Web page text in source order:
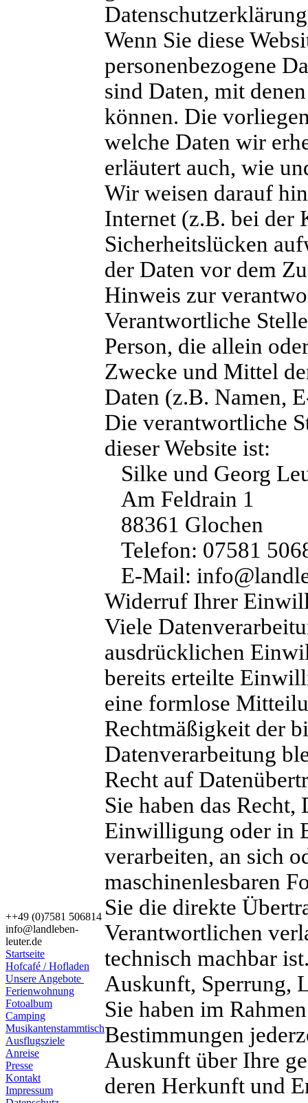
++49 (0)7581 506814
info@landleben-
leuter.de
Startseite
Hofcafé / Hofladen
Unsere Angebote
Ferienwohnung
Fotoalbum
Camping
Musikantenstammtisch
Ausflugsziele
Anreise
Presse
Kontakt
Impressum
Wenn Sie diese
personenbezogene
sind Daten, mit
können. Die
welche Daten wir
erläutert auch, wie
Wir weisen darauf
Internet (z.B. bei
Sicherheitslücken
der Daten vor dem
Hinweis zur
Verantwortliche
Person, die allein
Zwecke und Mittel
Daten (z.B. Namen,
Die verantwortliche
dieser Website ist:
Silke und Georg
Am Feldrain 1
88361 Glochen
Telefon: 07581
E-Mail:
Widerruf Ihrer
Viele
ausdrücklichen
bereits erteilte
eine formlose
Rechtmäßigkeit der
Datenverarbeitung
Recht auf
Sie haben das
Einwilligung oder in
verarbeiten, an sich
maschinenlesbaren
Sie die direkte
Verantwortlichen
technisch machbar
Auskunft, Sperrung,
Sie haben im
Bestimmungen
Auskunft über Ihre
deren Herkunft und